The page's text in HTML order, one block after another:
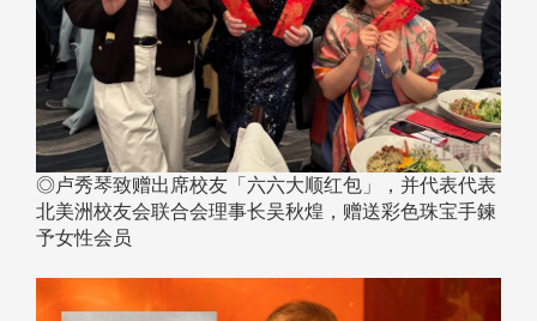
◎卢秀琴致赠出席校友「六六大顺红包」，并代表代表
北美洲校友会联合会理事长吴秋煌，赠送彩色珠宝手鍊
予女性会员